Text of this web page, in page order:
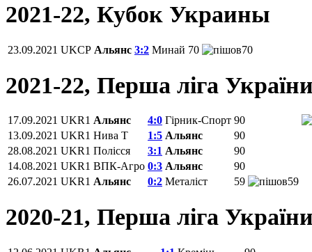
2021-22, Кубок Украины
23.09.2021 UKCP Альянс 3:2 Минай 70 70
2021-22, Перша ліга
17.09.2021 UKR1 Альянс 4:0 Гірник-Спорт 90
13.09.2021 UKR1 Нива Т 1:5 Альянс
90
28.08.2021 UKR1 Полісся 3:1 Альянс
90
14.08.2021 UKR1 ВПК-Агро 0:3 Альянс
90
26.07.2021 UKR1 Альянс 0:2 Металіст 59 59
2020-21, Перша ліга